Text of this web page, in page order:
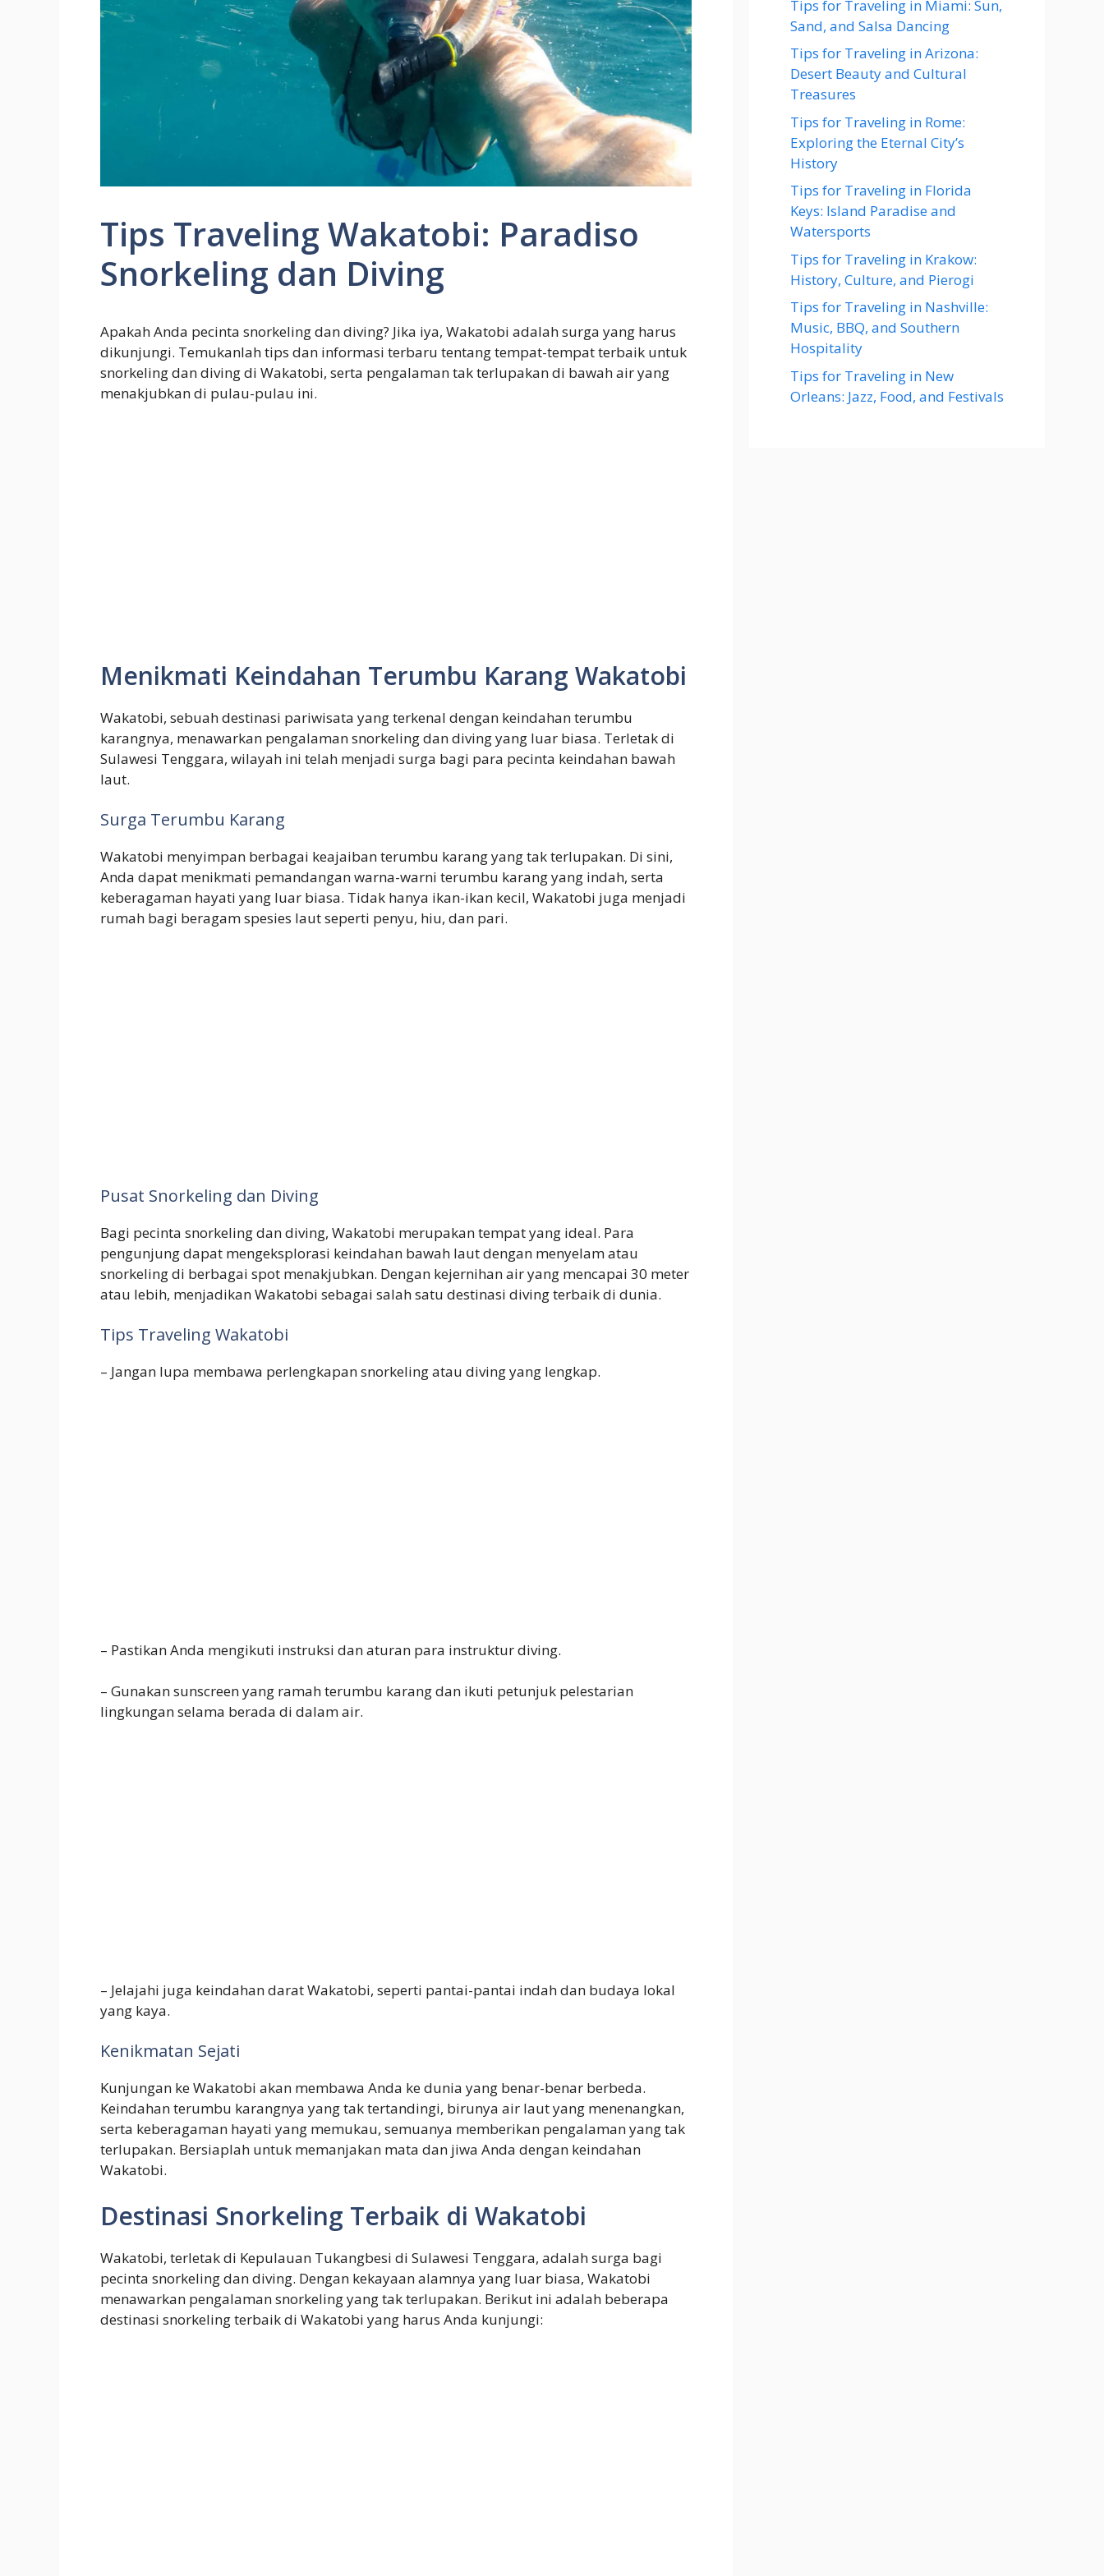
Tips Traveling Wakatobi: Paradiso
Snorkeling dan Diving
Apakah Anda pecinta snorkeling dan diving? Jika iya, Wakatobi adalah surga yang harus
dikunjungi. Temukanlah tips dan informasi terbaru tentang tempat-tempat terbaik untuk
snorkeling dan diving di Wakatobi, serta pengalaman tak terlupakan di bawah air yang
menakjubkan di pulau-pulau ini.
Menikmati Keindahan Terumbu Karang Wakatobi
Wakatobi, sebuah destinasi pariwisata yang terkenal dengan keindahan terumbu
karangnya, menawarkan pengalaman snorkeling dan diving yang luar biasa. Terletak di
Sulawesi Tenggara, wilayah ini telah menjadi surga bagi para pecinta keindahan bawah
laut.
Surga Terumbu Karang
Wakatobi menyimpan berbagai keajaiban terumbu karang yang tak terlupakan. Di sini,
Anda dapat menikmati pemandangan warna-warni terumbu karang yang indah, serta
keberagaman hayati yang luar biasa. Tidak hanya ikan-ikan kecil, Wakatobi juga menjadi
rumah bagi beragam spesies laut seperti penyu, hiu, dan pari.
Pusat Snorkeling dan Diving
Bagi pecinta snorkeling dan diving, Wakatobi merupakan tempat yang ideal. Para
pengunjung dapat mengeksplorasi keindahan bawah laut dengan menyelam atau
snorkeling di berbagai spot menakjubkan. Dengan kejernihan air yang mencapai 30 meter
atau lebih, menjadikan Wakatobi sebagai salah satu destinasi diving terbaik di dunia.
Tips Traveling Wakatobi
– Jangan lupa membawa perlengkapan snorkeling atau diving yang lengkap.
– Pastikan Anda mengikuti instruksi dan aturan para instruktur diving.
– Gunakan sunscreen yang ramah terumbu karang dan ikuti petunjuk pelestarian
lingkungan selama berada di dalam air.
– Jelajahi juga keindahan darat Wakatobi, seperti pantai-pantai indah dan budaya lokal
yang kaya.
Kenikmatan Sejati
Kunjungan ke Wakatobi akan membawa Anda ke dunia yang benar-benar berbeda.
Keindahan terumbu karangnya yang tak tertandingi, birunya air laut yang menenangkan,
serta keberagaman hayati yang memukau, semuanya memberikan pengalaman yang tak
terlupakan. Bersiaplah untuk memanjakan mata dan jiwa Anda dengan keindahan
Wakatobi.
Destinasi Snorkeling Terbaik di Wakatobi
Wakatobi, terletak di Kepulauan Tukangbesi di Sulawesi Tenggara, adalah surga bagi
pecinta snorkeling dan diving. Dengan kekayaan alamnya yang luar biasa, Wakatobi
menawarkan pengalaman snorkeling yang tak terlupakan. Berikut ini adalah beberapa
destinasi snorkeling terbaik di Wakatobi yang harus Anda kunjungi:
Tips for Traveling in Miami: Sun,
Sand, and Salsa Dancing
Tips for Traveling in Arizona:
Desert Beauty and Cultural
Treasures
Tips for Traveling in Rome:
Exploring the Eternal City’s
History
Tips for Traveling in Florida
Keys: Island Paradise and
Watersports
Tips for Traveling in Krakow:
History, Culture, and Pierogi
Tips for Traveling in Nashville:
Music, BBQ, and Southern
Hospitality
Tips for Traveling in New
Orleans: Jazz, Food, and Festivals